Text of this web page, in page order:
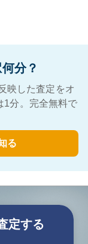
分？
映した査定をオ
1分。完全無料で
る
定する